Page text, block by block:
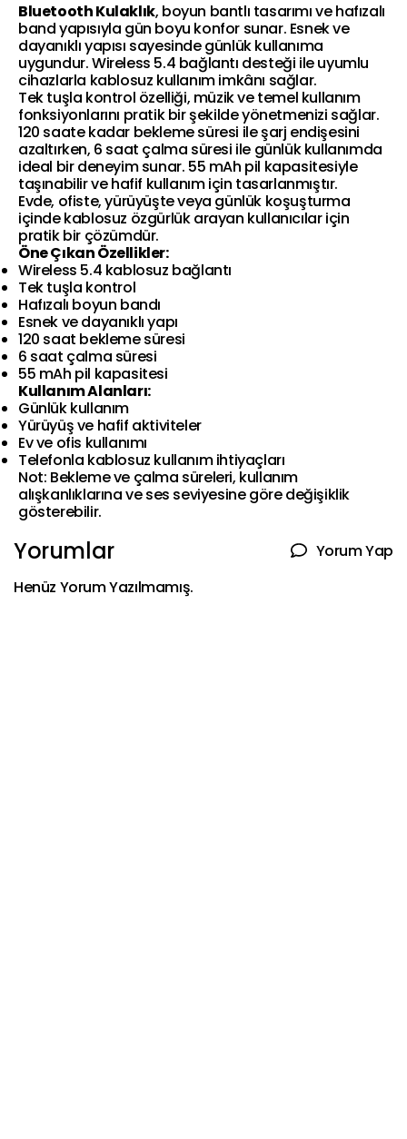
Bluetooth Kulaklık, boyun bantlı tasarımı ve hafızalı
band yapısıyla gün boyu konfor sunar. Esnek ve
dayanıklı yapısı sayesinde günlük kullanıma
uygundur. Wireless 5.4 bağlantı desteği ile uyumlu
cihazlarla kablosuz kullanım imkânı sağlar.
Tek tuşla kontrol özelliği, müzik ve temel kullanım
fonksiyonlarını pratik bir şekilde yönetmenizi sağlar.
120 saate kadar bekleme süresi ile şarj endişesini
azaltırken, 6 saat çalma süresi ile günlük kullanımda
ideal bir deneyim sunar. 55 mAh pil kapasitesiyle
taşınabilir ve hafif kullanım için tasarlanmıştır.
Evde, ofiste, yürüyüşte veya günlük koşuşturma
içinde kablosuz özgürlük arayan kullanıcılar için
pratik bir çözümdür.
Öne Çıkan Özellikler:
Wireless 5.4 kablosuz bağlantı
Tek tuşla kontrol
Hafızalı boyun bandı
Esnek ve dayanıklı yapı
120 saat bekleme süresi
6 saat çalma süresi
55 mAh pil kapasitesi
Kullanım Alanları:
Günlük kullanım
Yürüyüş ve hafif aktiviteler
Ev ve ofis kullanımı
Telefonla kablosuz kullanım ihtiyaçları
Not: Bekleme ve çalma süreleri, kullanım
alışkanlıklarına ve ses seviyesine göre değişiklik
gösterebilir.
Yorumlar
Yorum Yap
Henüz Yorum Yazılmamış.